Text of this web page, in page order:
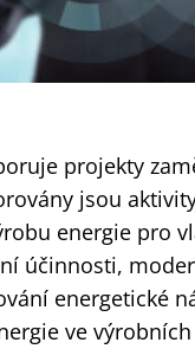
projekty
jsou
energie pro
účinnosti,
energetické
ve